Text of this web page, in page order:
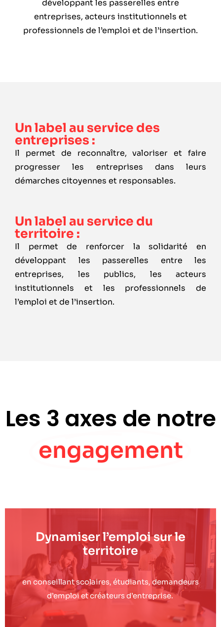
développant les passerelles entre
entreprises, acteurs institutionnels et
professionnels de l’emploi et de l’insertion.
Un label au service des
entreprises :
Il permet de reconnaître, valoriser et faire
progresser les entreprises dans leurs
démarches citoyennes et responsables.
Un label au service du
territoire :
Il permet de renforcer la solidarité en
développant les passerelles entre les
entreprises, les publics, les acteurs
institutionnels et les professionnels de
l’emploi et de l’insertion.
Les 3 axes de notre
engagement
Dynamiser l’emploi sur le
territoire
en conseillant scolaires, étudiants, demandeurs
d’emploi et créateurs d’entreprise.